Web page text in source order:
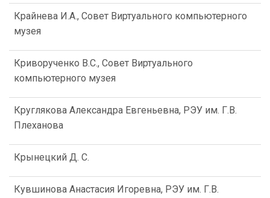
Крайнева И.А., Совет Виртуального компьютерного
музея
Криворученко В.С., Совет Виртуального
компьютерного музея
Круглякова Александра Евгеньевна, РЭУ им. Г.В.
Плеханова
Крынецкий Д. С.
Кувшинова Анастасия Игоревна, РЭУ им. Г.В.